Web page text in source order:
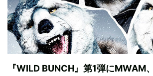
『WILD BUNCH』第1弾にMWAM